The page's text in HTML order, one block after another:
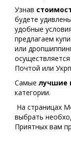
Узнав
будете
удобные
предлагаем
или
Почтой или
Самые лучшие
категории.
На страницах
выбрать
Приятных вам